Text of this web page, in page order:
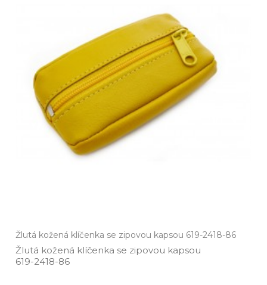
Žlutá kožená klíčenka se zipovou kapsou 619-2418-86
Žlutá kožená klíčenka se zipovou kapsou
619­-2418­-86